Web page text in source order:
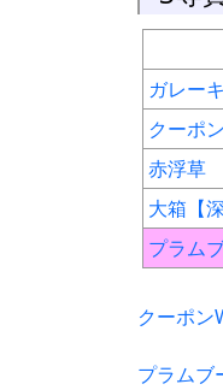
ガレー
クーポ
赤浮草
大箱【
プラム
クーポン
プラムブ